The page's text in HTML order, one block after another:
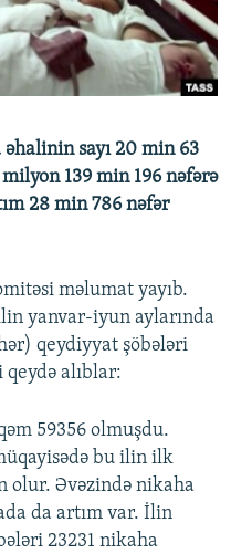
sayı 20 min 63
139 min 196 nəfərə
28 min 786 nəfər
məlumat yayıb.
yanvar-iyun aylarında
qeydiyyat şöbələri
alıblar:
59356 olmuşdu.
bu ilin ilk
olur. Əvəzində nikaha
da artım var. İlin
23231 nikaha